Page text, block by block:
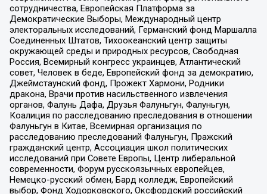
сотрудничества, Европейская Платформа за
Демократические Выборы, Международный центр
электоральных исследований, Германский фонд Маршалла
Соединенных Штатов, Тихоокеанский центр защиты
окружающей среды и природных ресурсов, Свободная
Россия, Всемирный конгресс украинцев, Атлантический
совет, Человек в беде, Европейский фонд за демократию,
Джеймстаунский фонд, Прожект Хармони, Родники
дракона, Врачи против насильственного извлечения
органов, Фалунь Дафа, Друзья Фалуньгун, Фалуньгун,
Коалиция по расследованию преследования в отношении
Фалуньгун в Китае, Всемирная организация по
расследованию преследований Фалуньгун, Пражский
гражданский центр, Ассоциация школ политических
исследований при Совете Европы, Центр либеральной
современности, Форум русскоязычных европейцев,
Немецко-русский обмен, Бард колледж, Европейский
выбор, Фонд Ходорковского, Оксфордский российский